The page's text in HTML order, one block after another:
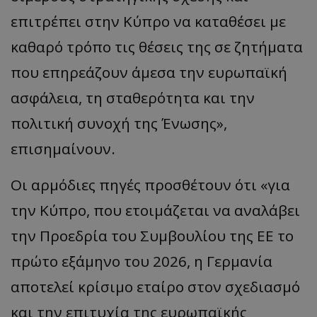
επιτρέπει στην Κύπρο να καταθέσει με
καθαρό τρόπο τις θέσεις της σε ζητήματα
που επηρεάζουν άμεσα την ευρωπαϊκή
ασφάλεια, τη σταθερότητα και την
πολιτική συνοχή της Ένωσης»,
επισημαίνουν.
Οι αρμόδιες πηγές προσθέτουν ότι «για
την Κύπρο, που ετοιμάζεται να αναλάβει
την Προεδρία του Συμβουλίου της ΕΕ το
πρώτο εξάμηνο του 2026, η Γερμανία
αποτελεί κρίσιμο εταίρο στον σχεδιασμό
και την επιτυχία της ευρωπαϊκής